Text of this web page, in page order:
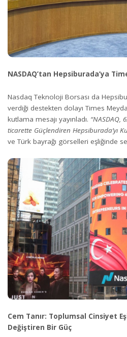
NASDAQ’tan Hepsiburada’ya
Nasdaq Teknoloji Borsası da
verdiği destekten dolayı Times
kutlama mesajı yayınladı. “NASDAQ,
ticarette Güçlendiren Hepsiburada’yı
ve Türk bayrağı görselleri eşliğinde
Cem Tanır: Toplumsal Cinsiyet
Değiştiren Bir Güç